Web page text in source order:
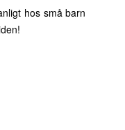
hos små barn